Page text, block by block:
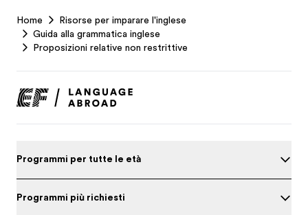
Footer
Home
Risorse per imparare l'inglese
Guida alla grammatica inglese
Proposizioni relative non restrittive
Programmi per tutte le età
Programmi più richiesti